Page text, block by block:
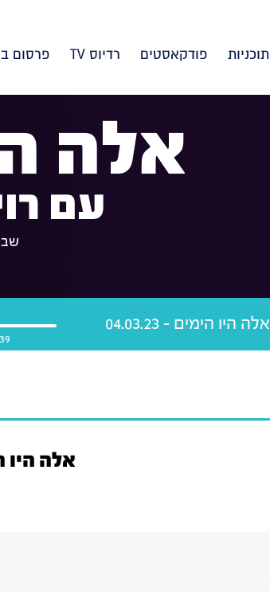
תוכניות פודקאסטים רדיוס TV פרסום
אלה
עם
שבת,
אלה היו הימים - 04.03.23
אלה היו